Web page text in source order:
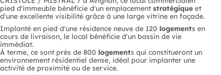
pied d'immeuble bénéficie d'un emplacement stratégique et
d'une excellente visibilité grâce à une large vitrine en façade.
Implanté en pied d'une résidence neuve de 120 logements en
cours de livraison, le local bénéficie d'un bassin de vie
immédiat.
À terme, ce sont près de 800 logements qui constitueront un
environnement résidentiel dense, idéal pour implanter une
activité de proximité ou de service.